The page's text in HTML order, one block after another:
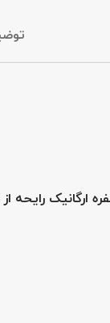
ارگانیک رایحه